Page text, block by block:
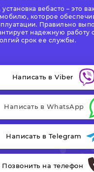
вебасто – это
которое
Правильно
надежную работу
срок ее службы.
Написать в Viber
Написать в WhatsApp
Написать в Telegram
Позвонить на телефон